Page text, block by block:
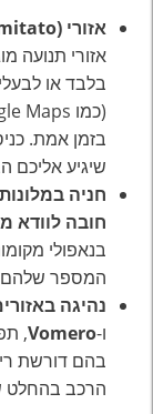
אזורי ZTL (Zona Traffico Limitato):
אזורי תנועה
בלבד או
בזמן אמת.
שיגיע אליכם
חניה
חובה לוודא
בנאפולי
המספר שלהם
נהיגה
ו-Vomero
,
בהם דורשת
הרכב בהחלט